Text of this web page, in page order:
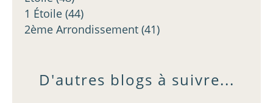
1 Étoile (44)
2ème Arrondissement (41)
D'autres blogs à suivre...